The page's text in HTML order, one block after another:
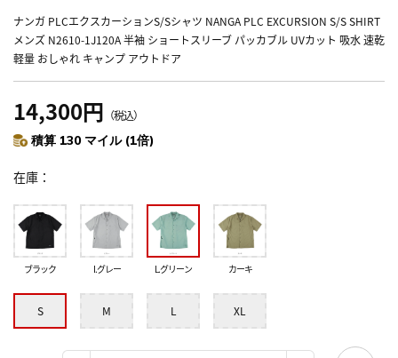
ナンガ PLCエクスカーションS/Sシャツ NANGA PLC EXCURSION S/S SHIRT
メンズ N2610-1J120A 半袖 ショートスリーブ パッカブル UVカット 吸水 速乾
軽量 おしゃれ キャンプ アウトドア
14,300円 （税込）
積算 130 マイル (1倍)
在庫
ブラック I.グレー L.グリーン カーキ
S M L XL